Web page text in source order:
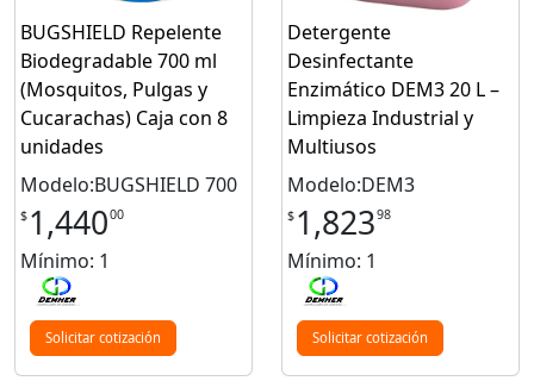
BUGSHIELD Repelente
Biodegradable 700 ml
(Mosquitos, Pulgas y
Cucarachas) Caja con 8
unidades
Modelo:BUGSHIELD 700
$ 1,44000
Mínimo: 1
Solicitar cotización
Detergente
Desinfectante
Enzimático DEM3 20 L –
Limpieza Industrial y
Multiusos
Modelo:DEM3
$ 1,82398
Mínimo: 1
Solicitar cotización